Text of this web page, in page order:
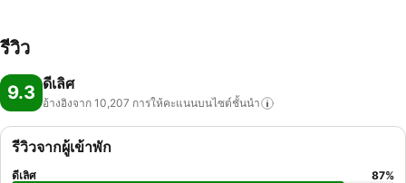
รีวิว
9.3 ดีเลิศ
อ้างอิงจาก 10,207 การให้คะแนนบนไซต์ชั้นนำ
รีวิวจากผู้เข้าพัก
ดีเลิศ 87%